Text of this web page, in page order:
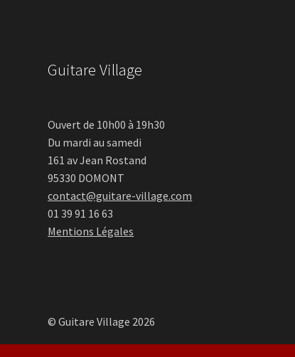
Guitare Village
Ouvert de 10h00 à 19h30
Du mardi au samedi
161 av Jean Rostand
95330 DOMONT
contact@guitare-village.com
01 39 91 16 63
Mentions Légales
© Guitare Village 2026